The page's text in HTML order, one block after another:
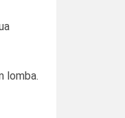
lomba.